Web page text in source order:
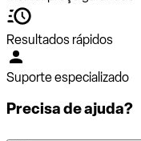
Resultados rápidos
Suporte especializado
Precisa de ajuda?